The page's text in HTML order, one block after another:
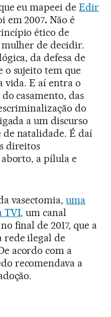
eu mapeei deEdir
em 2007. Não é
ético de
de decidir.
da defesa de
o sujeito tem que
vida. E aí entra o
casamento, das
do
a um discurso
natalidade. É daí
direitos
a pílula e
vasectomia,uma
TVI, um canal
final de 2017, que a
rede ilegal de
acordo com a
recomendava a